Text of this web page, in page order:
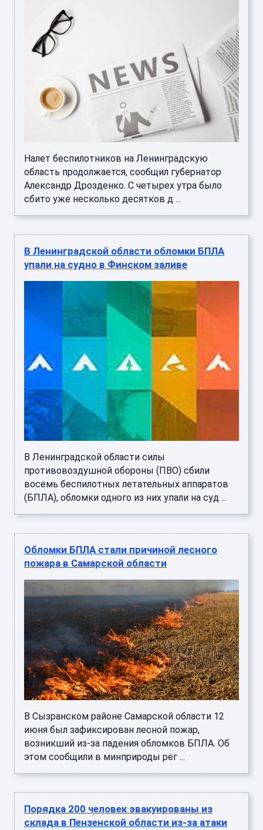
Налет беспилотников на Ленинградскую
область продолжается, сообщил губернатор
Александр Дрозденко. С четырех утра было
сбито уже несколько десятков д ...
В Ленинградской области обломки БПЛА
упали на судно в Финском заливе
В Ленинградской области силы
противовоздушной обороны (ПВО) сбили
восемь беспилотных летательных аппаратов
(БПЛА), обломки одного из них упали на суд ...
Обломки БПЛА стали причиной лесного
пожара в Самарской области
В Сызранском районе Самарской области 12
июня был зафиксирован лесной пожар,
возникший из-за падения обломков БПЛА. Об
этом сообщили в минприроды рег ...
Порядка 200 человек эвакуированы из
склада в Пензенской области из-за атаки